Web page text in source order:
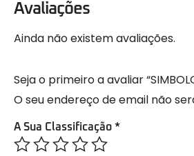
Avaliações
Ainda não existem avaliações.
Seja o primeiro a avaliar
O seu endereço de email não
A Sua Classificação *